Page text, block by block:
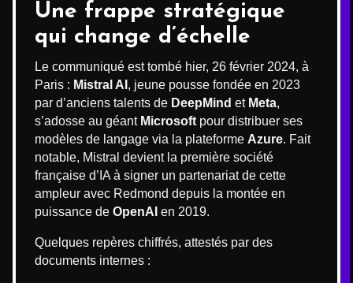
Une frappe stratégique
qui change d’échelle
Le communiqué est tombé hier, 26 février 2024, à
Paris : Mistral AI , jeune pousse fondée en 2023
par d’anciens talents de DeepMind et Meta,
s’adosse au géant Microsoft pour distribuer ses
modèles de langage via la plateforme Azure. Fait
notable, Mistral devient la première société
française d’IA à signer un partenariat de cette
ampleur avec Redmond depuis la montée en
puissance de OpenAI en 2019.
Quelques repères chiffrés, attestés par des
documents internes :